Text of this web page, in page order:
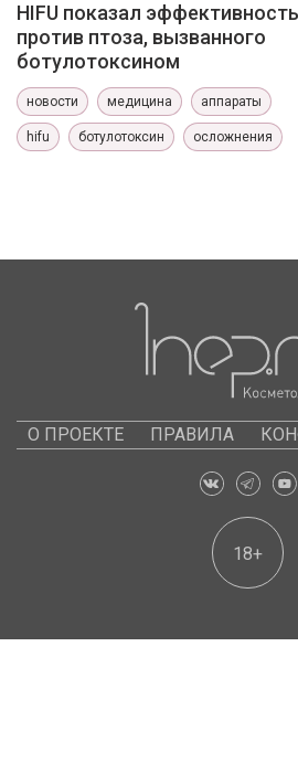
HIFU показал эффективность
против птоза, вызванного
ботулотоксином
новости медицина аппараты
hifu ботулотоксин осложнения
О ПРОЕКТЕ ПРАВИЛА
18+